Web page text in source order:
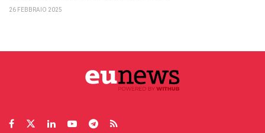
26 FEBBRAIO 2025